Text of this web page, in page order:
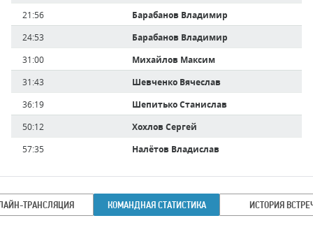
21:56
Барабанов Владимир
24:53
Барабанов Владимир
31:00
Михайлов Максим
31:43
Шевченко Вячеслав
36:19
Шепитько Станислав
50:12
Хохлов Сергей
57:35
Налётов Владислав
ТРАНСЛЯЦИЯ КОМАНДНАЯ СТАТИСТИКА ИСТОРИЯ